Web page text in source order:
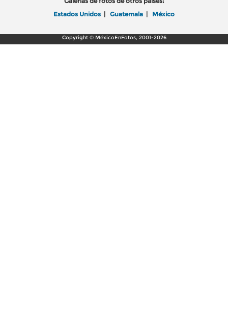
Estados Unidos | Guatemala | México
Copyright © MéxicoEnFotos, 2001-2026